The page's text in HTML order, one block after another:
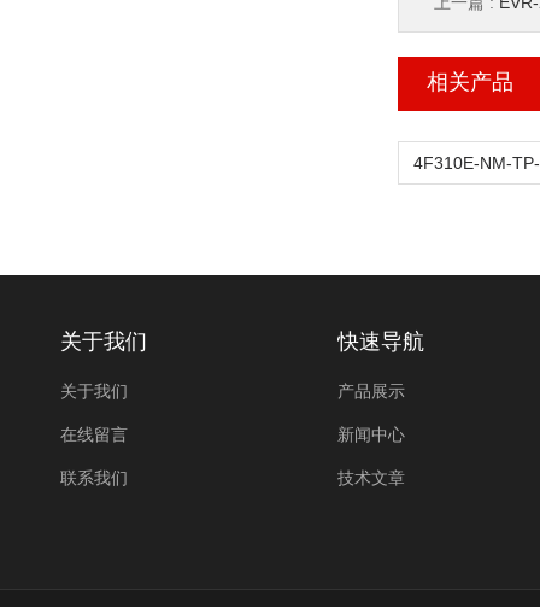
相关产品
关于我们
关于我们
在线留言
联系我们
快速导航
产品展示
新闻中心
技术文章